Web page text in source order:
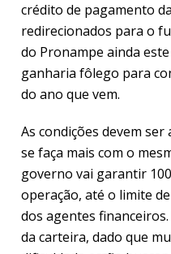
crédito de pagamento
redirecionados para o
do Pronampe ainda
ganharia fôlego para
do ano que vem.
As condições devem
se faça mais com o
governo vai garantir
operação, até o limite
dos agentes
da carteira, dado que